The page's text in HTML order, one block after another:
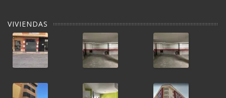
VIVIENDAS